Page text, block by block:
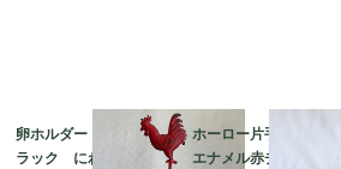
卵ホルダー ワイヤー
ラック にわとり 雄
ホーロー片手鍋 白
エナメル赤チェック